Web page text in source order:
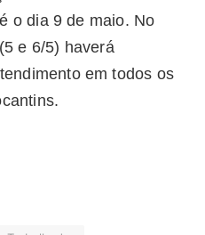
o dia 9 de maio. No
e 6/5) haverá
em todos os